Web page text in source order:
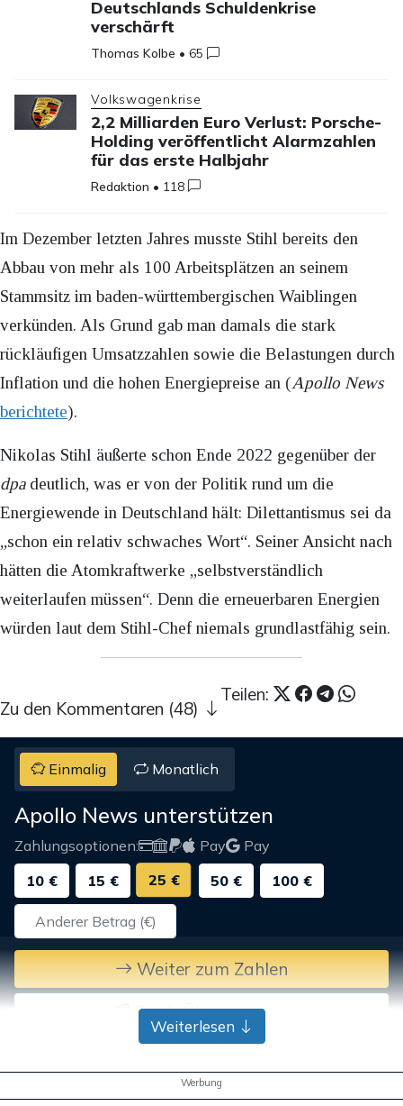
Deutschlands Schuldenkrise
verschärft
Thomas Kolbe •65
Volkswagenkrise
2,2 Milliarden Euro Verlust: Porsche-
Holding veröffentlicht Alarmzahlen
für das erste Halbjahr
Redaktion • 118
Im Dezember letzten Jahres musste Stihl bereits den
Abbau von mehr als 100 Arbeitsplätzen an seinem
Stammsitz im baden-württembergischen Waiblingen
verkünden. Als Grund gab man damals die stark
rückläufigen Umsatzzahlen sowie die Belastungen durch
Inflation und die hohen Energiepreise an (Apollo News
berichtete).
Nikolas Stihl äußerte schon Ende 2022 gegenüber der
dpadeutlich, was er von der Politik rund um die
Energiewende in Deutschland hält: Dilettantismus sei da
„schon ein relativ schwaches Wort“. Seiner Ansicht nach
hätten die Atomkraftwerke „selbstverständlich
weiterlaufen müssen“. Denn die erneuerbaren Energien
würden laut dem Stihl-Chef niemals grundlastfähig sein.
Teilen:
Zu den Kommentaren (48)
Einmalig Monatlich
Apollo News unterstützen
Zahlungsoptionen: Pay
Pay
10 €
15 € 25 € 50 € 100 €
Weiter zum Zahlen
Bank-Überweisung
Weiterlesen
Werbung